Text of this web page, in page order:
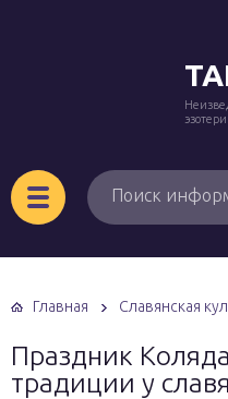
Главная Славянская
Праздник
традиции у